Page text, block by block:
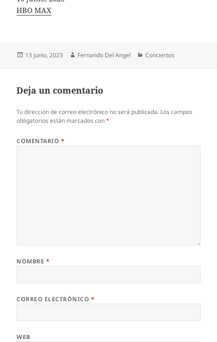
In relation to
HBO MAX
Publicado
13 junio, 2023 Autor
Fernando Del Angel Categorías
Conciertos
Deja un comentario
Tu dirección de correo electrónico no será publicada. Los campos
obligatorios están marcados con*
COMENTARIO *
NOMBRE *
CORREO ELECTRÓNICO *
WEB